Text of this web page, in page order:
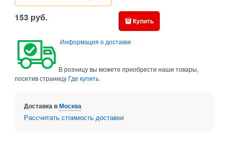
153 руб. Купить
Информация о доставке
В розницу вы можете приобрести наши товары,
посетив страницу Где купить.
Доставка вМосква
Рассчитать стоимость доставки